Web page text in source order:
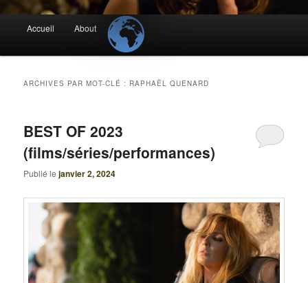
principal
Accueil About
ARCHIVES PAR MOT-CLÉ : RAPHAËL QUENARD
BEST OF 2023
(films/séries/performances)
Publié lejanvier 2, 2024